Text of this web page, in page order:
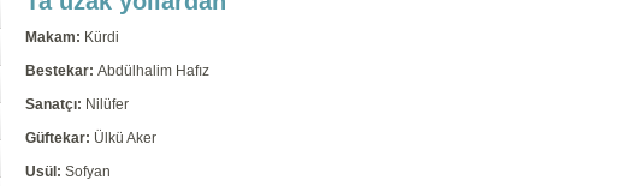
Makam: Kürdi
Bestekar: Abdülhalim Hafız
Sanatçı: Nilüfer
Güftekar: Ülkü Aker
Usül: Sofyan